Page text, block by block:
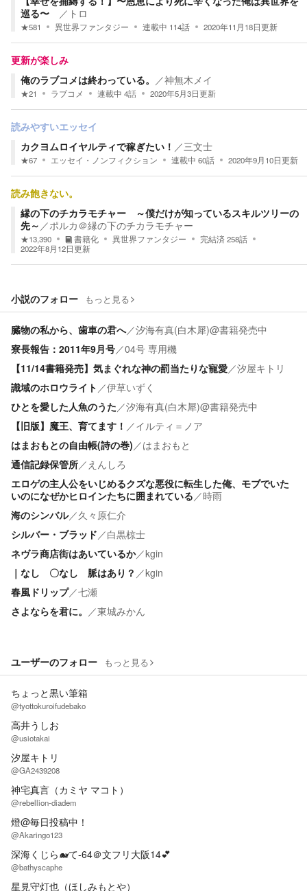
巡る〜 ／ トロ
★581 異世界ファンタジー 連載中 114話 2020年11月18日更新
更新が楽しみ
俺のラブコメは終わっている。 ／神無木メイ
★21 ラブコメ 連載中 4話 2020年5月3日更新
読みやすいエッセイ
カクヨムロイヤルティで稼ぎたい！ ／三文士
★67 エッセイ・ノンフィクション 連載中 60話 2020年9月10日更新
読み飽きない。
縁の下のチカラモチャー ～僕だけが知っているスキルツリーの
先～ ／ポルカ＠縁の下のチカラモチャー
★13,390 書籍化 異世界ファンタジー 完結済 258話
2022年8月12日更新
小説のフォロー もっと見る
臓物の私から、歯車の君へ／汐海有真(白木犀)@書籍発売中
寮長報告：2011年9月号／04号 専用機
【11/14書籍発売】気まぐれな神の罰当たりな寵愛／汐屋キトリ
識域のホロウライト ／伊草いずく
ひとを愛した人魚のうた／汐海有真(白木犀)@書籍発売中
【旧版】魔王、育てます！ ／イルティ＝ノア
はまおもとの自由帳(詩の巻)／はまおもと
通信記録保管所／ えんしろ
エロゲの主人公をいじめるクズな悪役に転生した俺、モブでいた
いのになぜかヒロインたちに囲まれている／時雨
海のシンバル／久々原仁介
シルバー・ブラッド／白黒椋士
ネヴラ商店街はあいているか／kgin
｜なし 〇なし 脈はあり？ ／kgin
春風ドリップ／七瀬
さよならを君に。 ／東城みかん
ユーザーのフォロー もっと見る
ちょっと黒い筆箱
@tyottokuroifudebako
高井うしお
@usiotakai
汐屋キトリ
@GA2439208
神宅真言（カミヤ マコト）
@rebellion-diadem
燈@毎日投稿中！
@Akaringo123
深海くじら🐋て-64＠文フリ大阪14💕
@bathyscaphe
星見守灯也（ほしみもとや）